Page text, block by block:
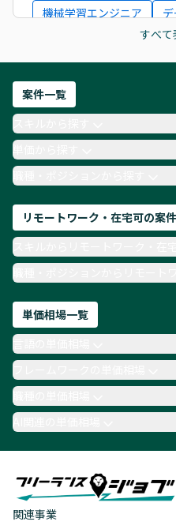
機械学習エンジニア
フロントエンドエンジニア
ネットワークエンジニア
AIエンジニア
Webデ
月収100万円 業務委託
TypeScript
Laravel
すべて
案件一覧
単価から探す
職種・ポジションから探す
リモートワーク・在宅可の案
職種・ポジションからリモート
単価相場一覧
職種の単価相場
AI関連の単価相場
関連事業